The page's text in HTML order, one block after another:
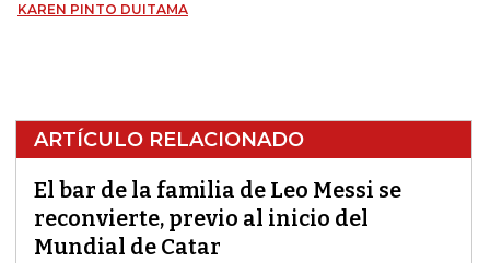
KAREN PINTO DUITAMA
ARTÍCULO RELACIONADO
El bar de la familia de Leo Messi se
reconvierte, previo al inicio del
Mundial de Catar